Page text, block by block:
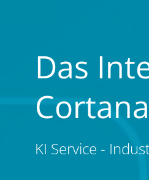
Das
KI Service -